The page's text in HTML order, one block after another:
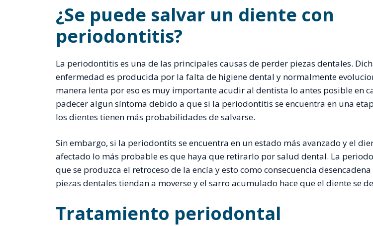
¿Se puede salvar un diente con
periodontitis?
La periodontitis es una de las principales causas de perder piezas dentales.
enfermedad es producida por la falta de higiene dental y normalmente
manera lenta por eso es muy importante acudir al dentista lo antes posible en
padecer algun síntoma debido a que si la periodontitis se encuentra en una
los dientes tienen más probabilidades de salvarse.
Sin embargo, si la periodontits se encuentra en un estado más avanzado y el
afectado lo más probable es que haya que retirarlo por salud dental. La
que se produzca el retroceso de la encía y esto como consecuencia
piezas dentales tiendan a moverse y el sarro acumulado hace que el diente se
Tratamiento periodontal